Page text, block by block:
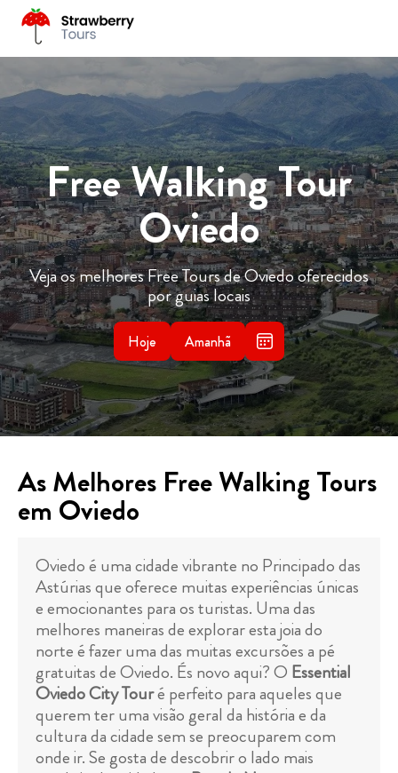
Free Walking Tour
Oviedo
Veja os melhores Free Tours de Oviedo oferecidos
por guias locais
Hoje Amanhã
As Melhores Free Walking Tours
em Oviedo
Oviedo é uma cidade vibrante no Principado das
Astúrias que oferece muitas experiências únicas
e emocionantes para os turistas. Uma das
melhores maneiras de explorar esta joia do
norte é fazer uma das muitas excursões a pé
gratuitas de Oviedo. És novo aqui? O Essential
Oviedo City Touré perfeito para aqueles que
querem ter uma visão geral da história e da
cultura da cidade sem se preocuparem com
onde ir. Se gosta de descobrir o lado mais